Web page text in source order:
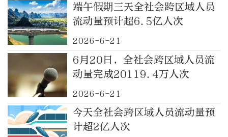
端午假期三天全社会跨区域人员
流动量预计超6.5亿人次
2026-6-21
6月20日，全社会跨区域人员流
动量完成20119.4万人次
2026-6-21
今天全社会跨区域人员流动量预
计超2亿人次